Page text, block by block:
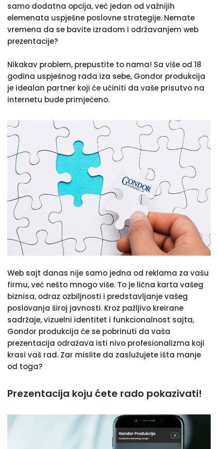
samo dodatna opcija, već jedan od važnijih
elemenata uspješne poslovne strategije. Nemate
vremena da se bavite izradom i održavanjem web
prezentacije?
Nikakav problem, prepustite to nama! Sa više od 18
godina uspješnog rada iza sebe, Gondor produkcija
je idealan partner koji će učiniti da vaše prisutvo na
internetu bude primjećeno.
Web sajt danas nije samo jedna od reklama za vašu
firmu, već nešto mnogo više. To je lična karta vašeg
biznisa, odraz ozbiljnosti i predstavljanje vašeg
poslovanja široj javnosti. Kroz pažljivo kreirane
sadržaje, vizuelni identitet i funkcionalnost sajta,
Gondor produkcija će se pobrinuti da vaša
prezentacija odražava isti nivo profesionalizma koji
krasi vaš rad. Zar mislite da zaslužujete išta manje
od toga?
Prezentacija koju ćete rado pokazivati!